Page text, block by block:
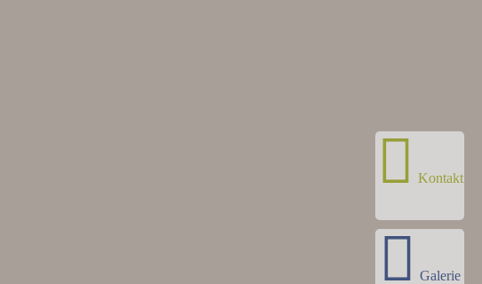
Kontakt
Galerie